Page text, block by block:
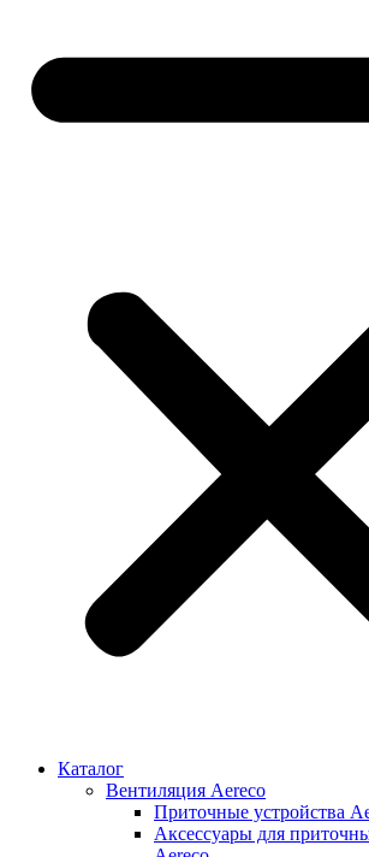
Каталог
Вентиляция Aereco
Приточные устройства
Аксессуары для